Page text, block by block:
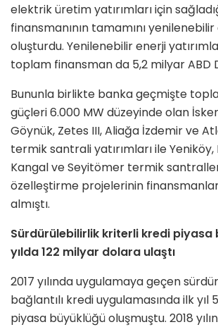
elektrik üretim yatırımları için
finansmanının tamamını
oluşturdu. Yenilenebilir enerji
toplam finansman da 5,2 milyar ABD
Bununla birlikte banka geçmişte
güçleri 6.000 MW düzeyinde olan
Göynük, Zetes III, Aliağa İzdemir ve
termik santrali yatırımları ile
Kangal ve Seyitömer termik
özelleştirme projelerinin
almıştı.
Sürdürülebilirlik kriterli kredi piyasa
yılda 122 milyar dolara ulaştı
2017 yılında uygulamaya geçen
bağlantılı kredi uygulamasında ilk yıl
piyasa büyüklüğü oluşmuştu. 2018